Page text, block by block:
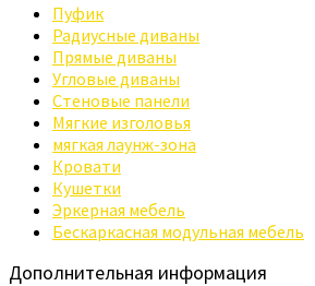
Пуфик
Радиусные диваны
Прямые диваны
Угловые диваны
Стеновые панели
Мягкие изголовья
мягкая лаунж-зона
Кровати
Кушетки
Эркерная мебель
Бескаркасная модульная мебель
Дополнительная информация